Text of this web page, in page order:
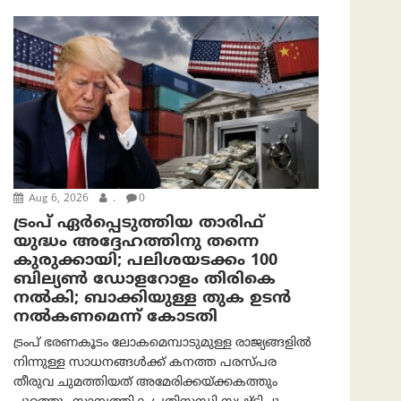
Aug 6, 2026 . 0
ട്രംപ് ഏര്‍പ്പെടുത്തിയ താരിഫ്
യുദ്ധം അദ്ദേഹത്തിനു തന്നെ
കുരുക്കായി; പലിശയടക്കം 100
ബില്യണ്‍ ഡോളറോളം തിരികെ
നല്‍കി; ബാക്കിയുള്ള തുക ഉടന്‍
നല്‍കണമെന്ന് കോടതി
ട്രംപ് ഭരണകൂടം ലോകമെമ്പാടുമുള്ള രാജ്യങ്ങളിൽ
നിന്നുള്ള സാധനങ്ങൾക്ക് കനത്ത പരസ്പര
തീരുവ ചുമത്തിയത് അമേരിക്കയ്ക്കകത്തും